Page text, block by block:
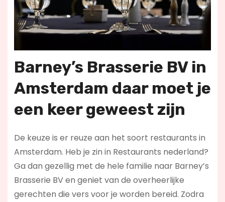
Barney’s Brasserie BV in
Amsterdam daar moet je
een keer geweest zijn
De keuze is er reuze aan het soort restaurants in
Amsterdam. Heb je zin in Restaurants nederland?
Ga dan gezellig met de hele familie naar Barney’s
Brasserie BV en geniet van de overheerlijke
gerechten die vers voor je worden bereid. Zodra